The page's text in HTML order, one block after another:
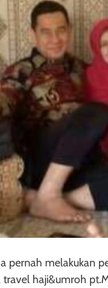
pernah melakukan
haji&umroh